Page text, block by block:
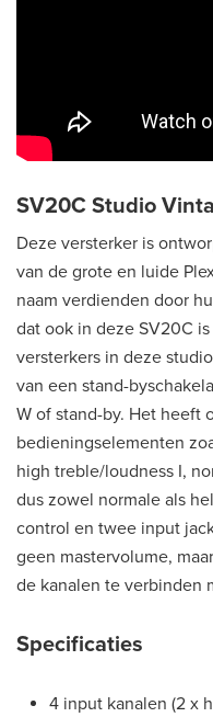
SV20C Studio
Deze versterker is
van de grote en luide
naam verdienden door
dat ook in deze SV20C
versterkers in deze
van een stand-
W of stand-by. Het heeft
bedieningselementen
high treble/loudness I,
dus zowel normale als
control en twee input
geen mastervolume,
de kanalen te verbinden
Specificaties
4 input kanalen (2 x